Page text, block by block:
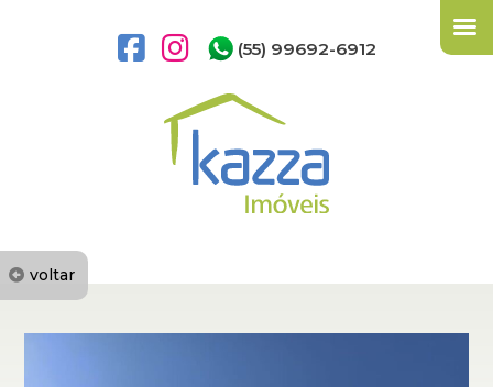
(55) 99692-6912
voltar